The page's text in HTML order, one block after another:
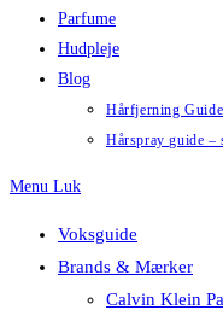
Parfume
Hudpleje
Blog
Hårfjerning
Hårspray guide –
Menu Luk
Voksguide
Brands & Mærker
Calvin Klein